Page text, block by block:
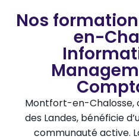
Nos
en-
Montfort-en-
des Landes, bénéficie
communauté active.